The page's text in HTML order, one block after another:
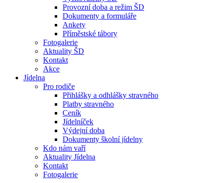
Provozní doba a režim ŠD
Dokumenty a formuláře
Ankety
Příměstské tábory
Fotogalerie
Aktuality ŠD
Kontakt
Akce
Jídelna
Pro rodiče
Přihlášky a odhlášky stravného
Platby stravného
Ceník
Jídelníček
Výdejní doba
Dokumenty školní jídelny
Kdo nám vaří
Aktuality Jídelna
Kontakt
Fotogalerie